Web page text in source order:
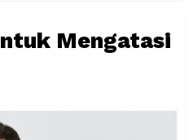
Mengatasi